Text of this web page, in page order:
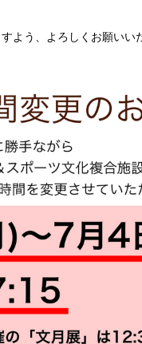
よう、よろしくお願いい